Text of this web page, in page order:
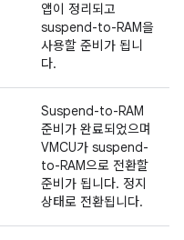
앱이 정리되고
suspend-to-RAM을
사용할 준비가 됩니
다.
Suspend-to-RAM
준비가 완료되었으며
VMCU가 suspend-
to-RAM으로 전환할
준비가 됩니다. 정지
상태로 전환됩니다.